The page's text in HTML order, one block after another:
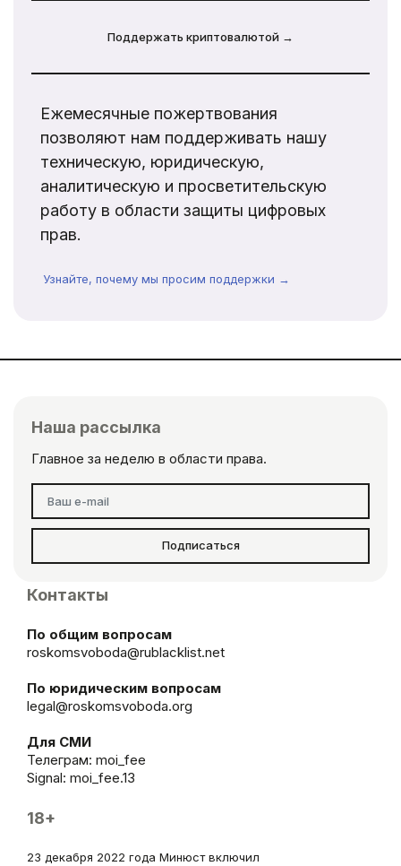
Поддержать криптовалютой →
Ежемесячные пожертвования
позволяют нам поддерживать нашу
техническую, юридическую,
аналитическую и просветительскую
работу в области защиты цифровых
прав.
Узнайте, почему мы просим поддержки →
Наша рассылка
Главное за неделю в области права.
Подписаться
Контакты
По общим вопросам
roskomsvoboda@rublacklist.net
По юридическим вопросам
legal@roskomsvoboda.org
Для СМИ
Телеграм: moi_fee
Signal: moi_fee.13
18+
23 декабря 2022 года Минюст включил